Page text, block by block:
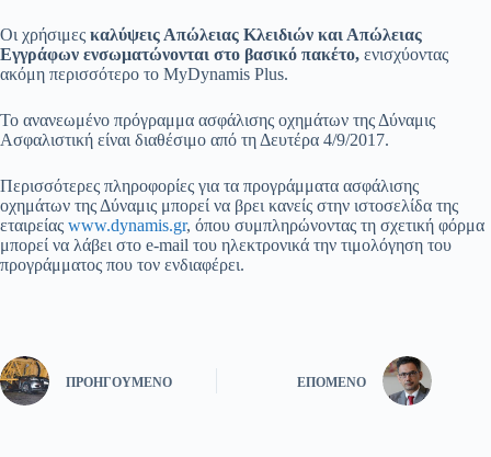
Οι χρήσιμες καλύψεις Απώλειας Κλειδιών και Απώλειας
Εγγράφων ενσωματώνονται στο βασικό πακέτο, ενισχύοντας
ακόμη περισσότερο το MyDynamis Plus.
To ανανεωμένο πρόγραμμα ασφάλισης οχημάτων της Δύναμις
Ασφαλιστική είναι διαθέσιμο από τη Δευτέρα 4/9/2017.
Περισσότερες πληροφορίες για τα προγράμματα ασφάλισης
οχημάτων της Δύναμις μπορεί να βρει κανείς στην ιστοσελίδα της
εταιρείας www.dynamis.gr, όπου συμπληρώνοντας τη σχετική φόρμα
μπορεί να λάβει στο e-mail του ηλεκτρονικά την τιμολόγηση του
προγράμματος που τον ενδιαφέρει.
ΠΡΟΗΓΟΎΜΕΝΟ ΕΠΌΜΕΝΟ